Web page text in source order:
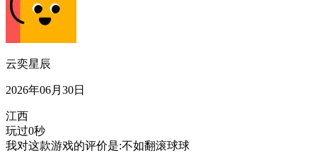
云奕星辰
2026年06月30日
江西
玩过0秒
我对这款游戏的评价是:不如翻滚球球